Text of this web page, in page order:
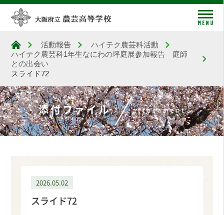
大阪府立農芸高等学校
活動報告
ハイテク農芸科活動
ハイテク農芸科1年生なにわの坪庭展参加報告 庭師
との出会い
スライド72
添付ファイル attachment
2026.05.02
スライド72